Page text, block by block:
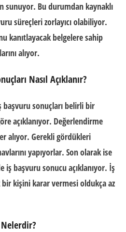
sunuyor. Bu durumdan kaynaklı
süreçleri zorlayıcı olabiliyor.
kanıtlayacak belgelere sahip
alıyor.
Nasıl Açıklanır?
başvuru sonuçları belirli bir
açıklanıyor. Değerlendirme
alıyor. Gerekli gördükleri
yapıyorlar. Son olarak ise
iş başvuru sonucu açıklanıyor. İş
kişini karar vermesi oldukça az